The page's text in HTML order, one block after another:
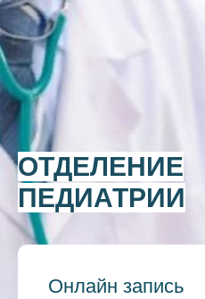
ОТДЕЛЕНИЕ
ПЕДИАТРИИ
Онлайн запись